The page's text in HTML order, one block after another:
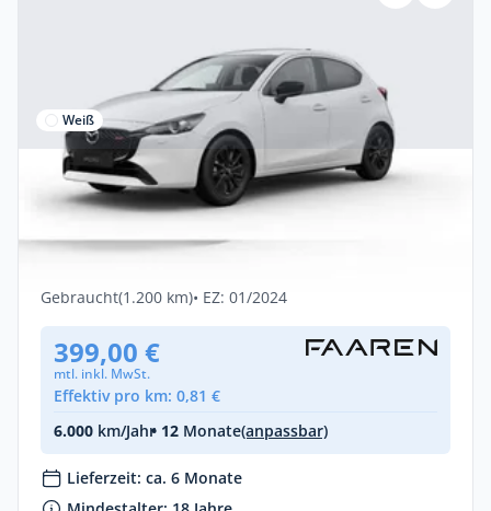
Weiß
Privat & Gewerbe
Mazda 2 Center-Line*Klima*Car
Play*Tempomat*
Gebraucht(1.200 km)• EZ: 01/2024
399,00 €
mtl. inkl. MwSt.
Effektiv pro km: 0,81 €
6.000 km/Jahr• 12 Monate(anpassbar)
Lieferzeit: ca. 6 Monate